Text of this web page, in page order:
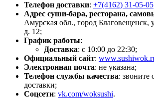
Телефон доставки: +7(4162) 31-05-05
Адрес суши-бара, ресторана,
Амурская обл., город Благовещенск,
д. 12;
График работы:
Доставка: с 10:00 до 22:30;
Официальный сайт:
Электронная почта: не указана;
Телефон службы качества: звоните
доставки;
Соцсети: vk.com/woksushi.